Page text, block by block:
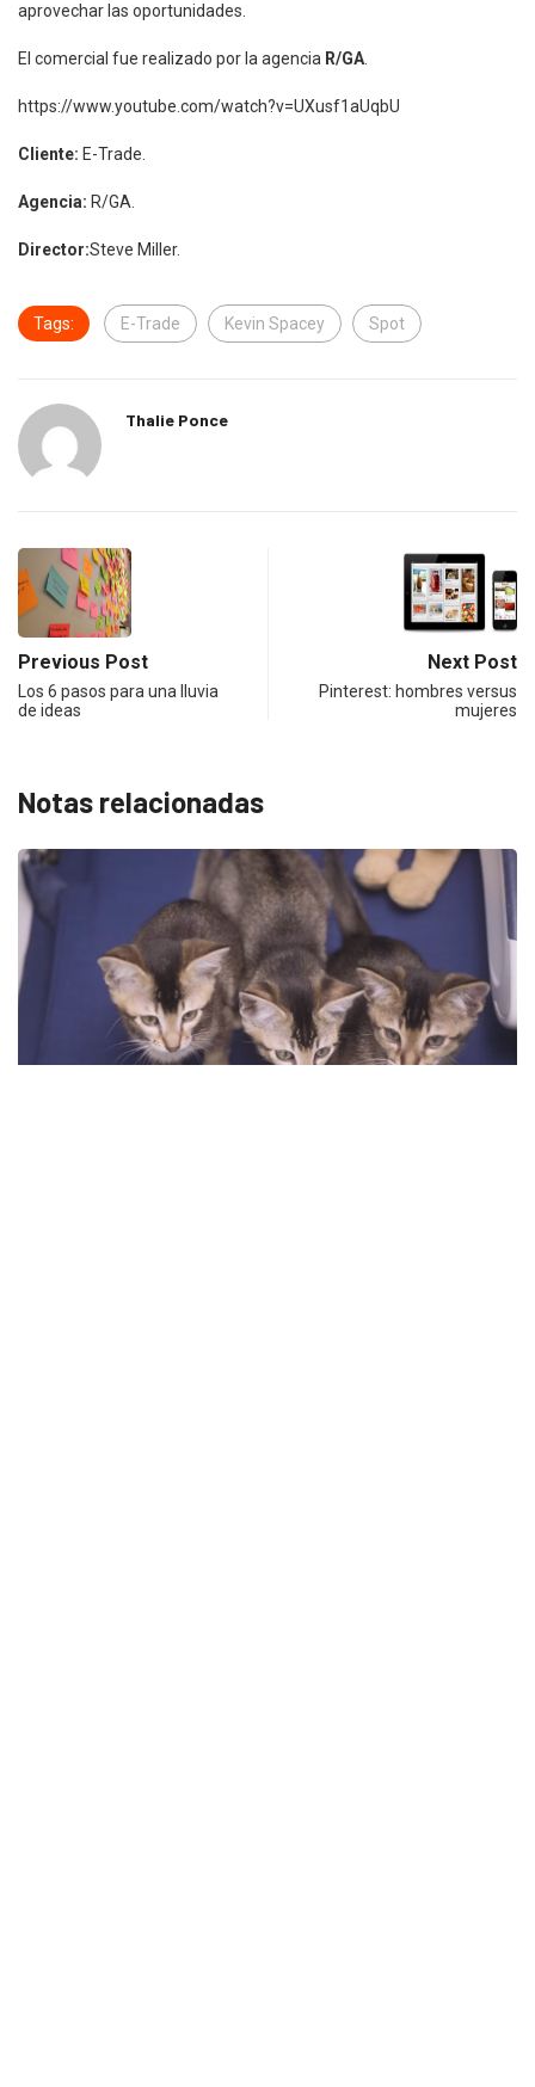
aprovechar las oportunidades.
El comercial fue realizado por la agencia R/GA.
https://www.youtube.com/watch?v=UXusf1aUqbU
Cliente: E-Trade.
Agencia: R/GA.
Director:Steve Miller.
Tags: E-Trade Kevin Spacey Spot
Thalie Ponce
Previous Post
Los 6 pasos para una lluvia
de ideas
Next Post
Pinterest: hombres versus
mujeres
Notas relacionadas